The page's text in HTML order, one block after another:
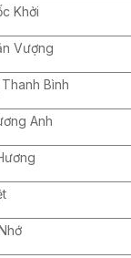
Khởi
Vượng
Bình
Anh